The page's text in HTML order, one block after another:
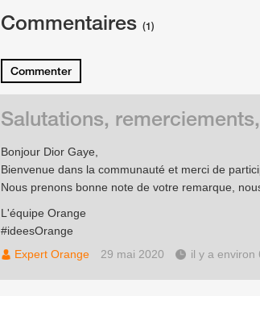
Commentaires (1)
Commenter
Bonjour Dior Gaye,
Bienvenue dans la communauté et merci de
Nous prenons bonne note de votre remarque,
L'équipe Orange
#ideesOrange
Expert Orange
29 mai 2020 il y a environ
Salutations,